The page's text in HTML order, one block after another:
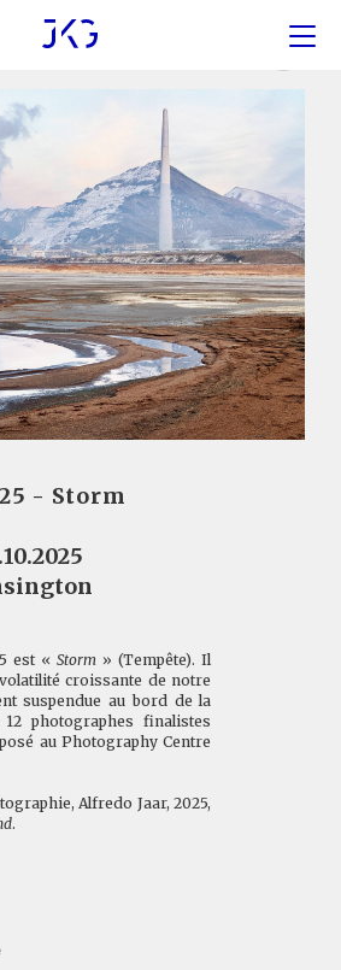
- Storm
est « Storm » (Tempête). Il
croissante de notre
suspendue au bord de la
photographes finalistes
au Photography Centre
Alfredo Jaar, 2025,
.